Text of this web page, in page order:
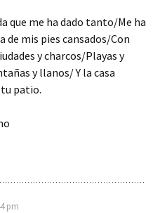
que me ha dado tanto/Me ha
de mis pies cansados/Con
y charcos/Playas y
y llanos/ Y la casa
patio.
pm